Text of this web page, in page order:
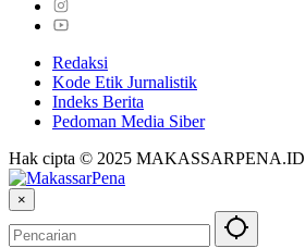
Redaksi
Kode Etik Jurnalistik
Indeks Berita
Pedoman Media Siber
Hak cipta © 2025 MAKASSARPENA.ID
×